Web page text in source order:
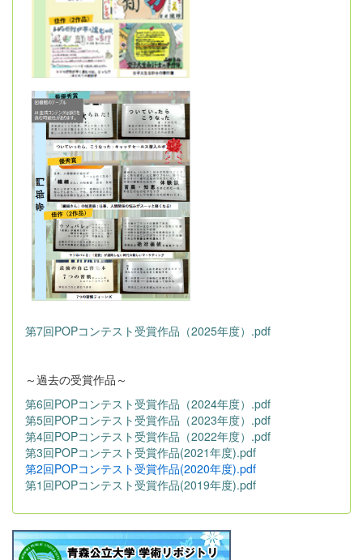
第7回POPコンテスト受賞作品（2025年度）.pdf
～過去の受賞作品～
第6回POPコンテスト受賞作品（2024年度）.pdf
第5回POPコンテスト受賞作品（2023年度）.pdf
第4回POPコンテスト受賞作品（2022年度）.pdf
第3回POPコンテスト受賞作品(2021年度).pdf
第2回POPコンテスト受賞作品(2020年度).pdf
第1回POPコンテスト受賞作品(2019年度).pdf